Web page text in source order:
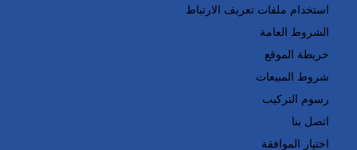
استخدام ملفات تعريف الارتباط
الشروط العامة
خريطة الموقع
شروط المبيعات
رسوم التركيب
اتصل بنا
اختيار الموافقة